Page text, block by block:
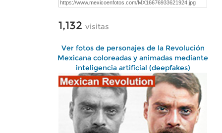
1,132 visitas
Ver fotos de personajes de la Revolución
Mexicana coloreadas y animadas mediante
inteligencia artificial (deepfakes)